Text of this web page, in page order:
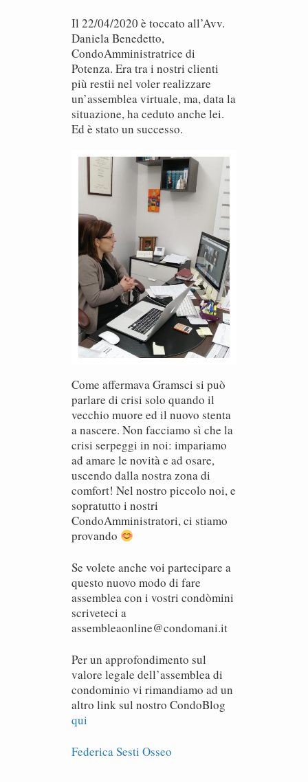
Il 22/04/2020 è toccato all’Avv.
Daniela Benedetto,
CondoAmministratrice di
Potenza. Era tra i nostri clienti
più restii nel voler realizzare
un’assemblea virtuale, ma, data la
situazione, ha ceduto anche lei.
Ed è stato un successo.
Come affermava Gramsci si può
parlare di crisi solo quando il
vecchio muore ed il nuovo stenta
a nascere. Non facciamo sì che la
crisi serpeggi in noi: impariamo
ad amare le novità e ad osare,
uscendo dalla nostra zona di
comfort! Nel nostro piccolo noi, e
sopratutto i nostri
CondoAmministratori, ci stiamo
provando
Se volete anche voi partecipare a
questo nuovo modo di fare
assemblea con i vostri condòmini
scriveteci a
assembleaonline@condomani.it
Per un approfondimento sul
valore legale dell’assemblea di
condominio vi rimandiamo ad un
altro link sul nostro CondoBlog
qui
Federica Sesti Osseo